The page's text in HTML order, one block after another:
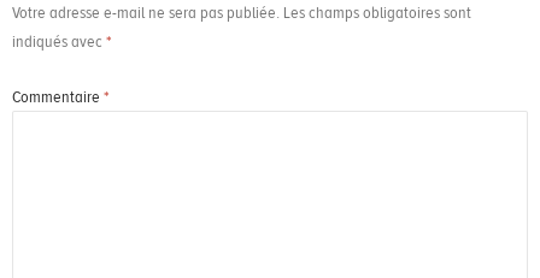
Votre adresse e-mail ne sera pas publiée. Les champs obligatoires sont
indiqués avec *
Commentaire *